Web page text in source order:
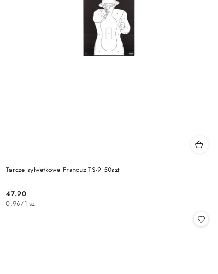
Tarcze sylwetkowe Francuz TS-9 50szt
Cena:
47.90
0.96/1 szt